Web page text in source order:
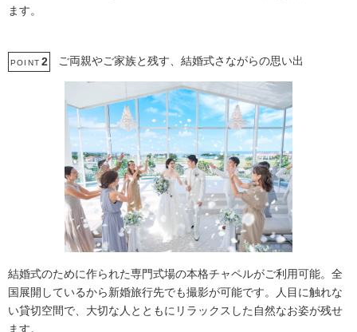
ます。
POINT 2 ご両親やご家族と残す、結婚式さながらの思い出
結婚式のために作られた専門式場の本格チャペルがご利用可能。全
国展開しているから新婚旅行先でも撮影が可能です。人目に触れな
い貸切空間で、大切な人とともにリラックスした自然なお姿が残せ
ます。